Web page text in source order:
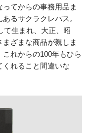
てからの事務用品ま
るサクラクレパス。
て生まれ、大正、昭
ざまな商品が親しま
れからの100年もひら
れること間違いな